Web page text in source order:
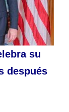
su
después